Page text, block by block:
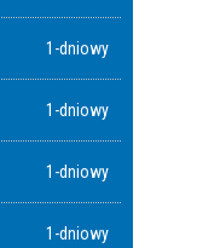
1-dniowy
1-dniowy
1-dniowy
1-dniowy